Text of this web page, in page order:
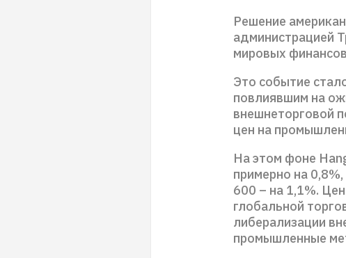
Решение
администрацией
мировых
Это событие
повлиявшим на
внешнеторговой
цен на
На этом фоне
примерно на
600 – на 1,1%.
глобальной
либерализации
промышленные